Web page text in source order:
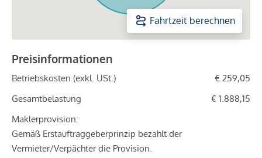
Fahrtzeit berechnen
Preisinformationen
Betriebskosten (exkl. USt.)
€ 259,05
Gesamtbelastung
€ 1.888,15
Maklerprovision:
Gemäß Erstauftraggeberprinzip bezahlt der
Vermieter/Verpächter die Provision.